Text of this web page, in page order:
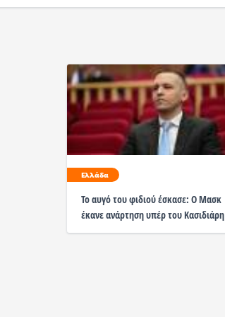
Ελλάδα
Το αυγό του φιδιού έσκασε: Ο Μασκ
έκανε ανάρτηση υπέρ του Κασιδιάρη